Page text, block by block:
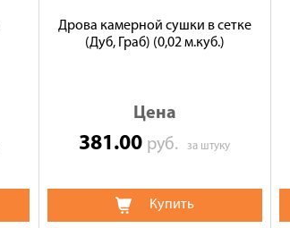
Дрова камерной сушки в сетке
(Дуб, Граб) (0,02 м.куб.)
Цена
381.00 руб.за штуку
Купить